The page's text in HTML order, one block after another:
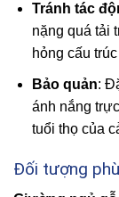
Tránh tác
nặng quá tải
hỏng cấu
Bảo quản:
ánh nắng
tuổi thọ của
Đối tượng